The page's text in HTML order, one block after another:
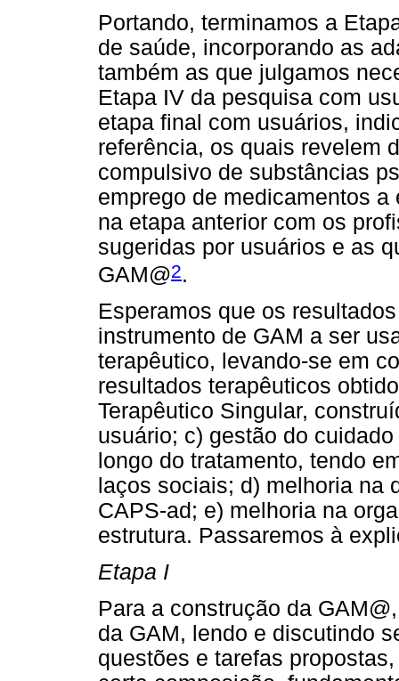
Portando, terminamos a
de saúde, incorporando as
também as que julgamos
Etapa IV da pesquisa com
etapa final com usuários,
referência, os quais revelem
compulsivo de substâncias
emprego de medicamentos
na etapa anterior com os
sugeridas por usuários e as
GAM@2.
Esperamos que os
instrumento de GAM a ser
terapêutico, levando-se em
resultados terapêuticos
Terapêutico Singular,
usuário; c) gestão do
longo do tratamento, tendo
laços sociais; d) melhoria na
CAPS-ad; e) melhoria na
estrutura. Passaremos à
Etapa I
Para a construção da
da GAM, lendo e discutindo
questões e tarefas